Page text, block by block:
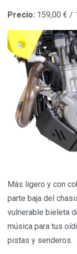
Precio: 159,00 € /
Más ligero y con
parte baja del
vulnerable bieleta
música para tus
pistas y senderos.